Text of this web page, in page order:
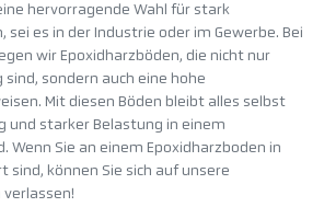
hervorragende Wahl für stark
sei es in der Industrie oder im Gewerbe. Bei
wir Epoxidharzböden, die nicht nur
sondern auch eine hohe
Mit diesen Böden bleibt alles selbst
und starker Belastung in einem
Wenn Sie an einem Epoxidharzboden in
sind, können Sie sich auf unsere
verlassen!